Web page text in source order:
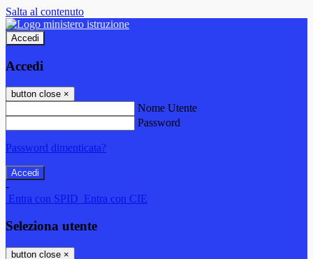
Salta al contenuto
Accedi
Accedi
button close ×
Nome Utente
Password
Password dimenticata?
-
Entra con SPID Entra con CIE
Seleziona utente
button close ×